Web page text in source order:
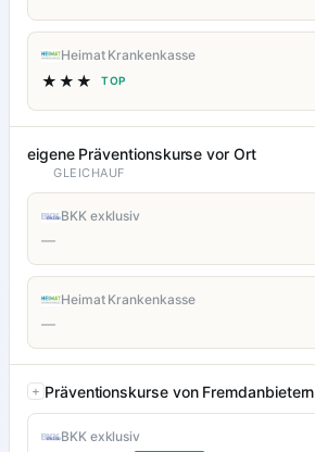
Heimat Krankenkasse
★★★ TOP
eigene Präventionskurse vor Ort
GLEICHAUF
BKK exklusiv
—
Heimat Krankenkasse
—
Präventionskurse von Fremdanbietern
BKK exklusiv